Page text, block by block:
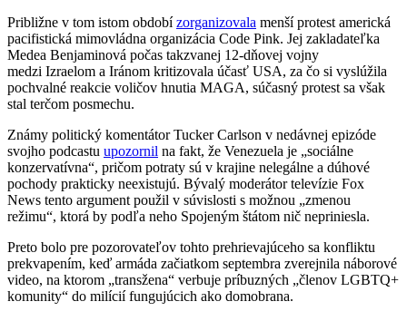
Približne v tom istom obdobízorganizovala menší protest americká
pacifistická mimovládna organizácia Code Pink. Jej zakladateľka
Medea Benjaminová počas takzvanej 12-dňovej vojny
medzi Izraelom a Iránom kritizovala účasť USA, za čo si vyslúžila
pochvalné reakcie voličov hnutia MAGA, súčasný protest sa však
stal terčom posmechu.
Známy politický komentátor Tucker Carlson v nedávnej epizóde
svojho podcastu upozornil na fakt, že Venezuela je „sociálne
konzervatívna“, pričom potraty sú v krajine nelegálne a dúhové
pochody prakticky neexistujú. Bývalý moderátor televízie Fox
News tento argument použil v súvislosti s možnou „zmenou
režimu“, ktorá by podľa neho Spojeným štátom nič nepriniesla.
Preto bolo pre pozorovateľov tohto prehrievajúceho sa konfliktu
prekvapením, keď armáda začiatkom septembra zverejnila náborové
video, na ktorom „transžena“ verbuje príbuzných „členov LGBTQ+
komunity“ do milícií fungujúcich ako domobrana.